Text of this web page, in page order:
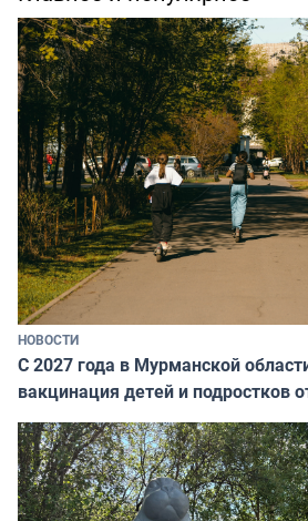
НОВОСТИ
С 2027 года в Мурманской
вакцинация детей и подростков